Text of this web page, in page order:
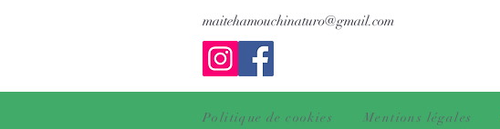
maitehamouchinaturo@gmail.com
Politique de cookies Mentions légales